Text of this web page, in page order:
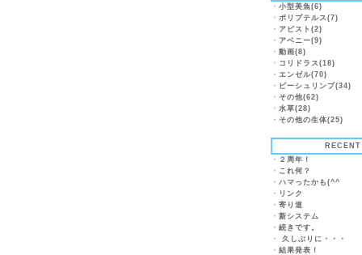
・ 小型美魚(6)
・ ポリプテルス(7)
・ アピスト(2)
・ アベニー(9)
・ 動画(8)
・ コリドラス(18)
・ エンゼル(70)
・ ビーシュリンプ(34)
・ その他(62)
・ 水草(28)
・ その他の生体(25)
RECENT
・ ２周年！
・ これ何？
・ ハマったかも(^^ゞ
・ リンク
・ 寄り道
・ 新システム
・ 続きです。
・
久しぶりに・・・
・ 結果発表！